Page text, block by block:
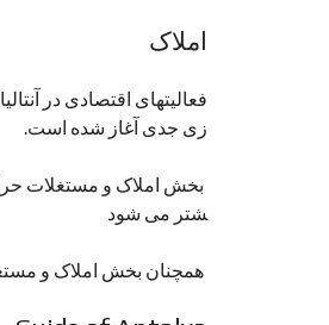
املاک
فعالیتهای اقتصادی در
زی جدی آغاز شده است.
بخش املاک و مستغلات
شتر می شود
همچنان بخش املاک و